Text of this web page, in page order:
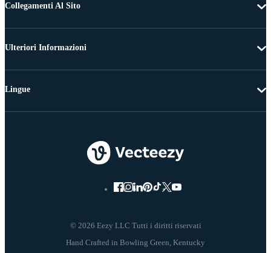
Collegamenti Al Sito
Ulteriori Informazioni
© 2026 Eezy LLC Tutti i diritti riservati
Lingue